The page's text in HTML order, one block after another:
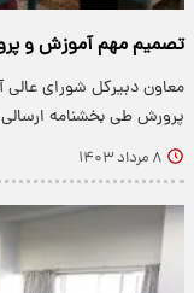
تصمیم مهم آموزش و
معاون دبیرکل شورای
پرورش طی بخشنامه
۸ مرداد ۱۴۰۳